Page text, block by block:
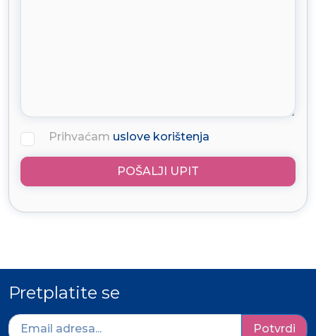
Prihvaćam uslove korištenja
POŠALJI UPIT
Pretplatite se
Potvrdi